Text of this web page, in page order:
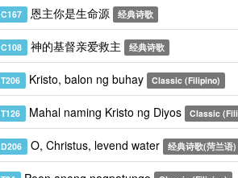
C167 恩主你是生命源 经典诗歌
C108 神的基督亲爱救主 经典诗歌
T206 Kristo, balon ng buhay Classic (Filipino)
T126 Mahal naming Kristo ng Diyos Classic
D206 O, Christus, levend water 经典诗歌(菏兰语)